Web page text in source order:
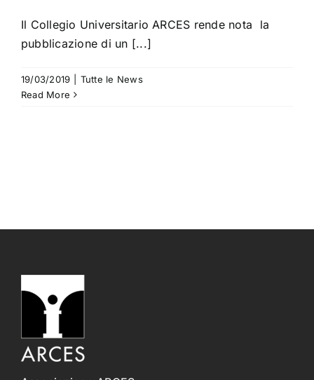
Il Collegio Universitario ARCES rende nota la
pubblicazione di un [...]
19/03/2019
Tutte le News
Read More